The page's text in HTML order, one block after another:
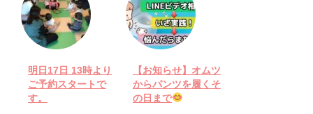
明日17日 13時より
ご予約スタートで
す。
【お知らせ】オムツ
からパンツを履くそ
の日まで